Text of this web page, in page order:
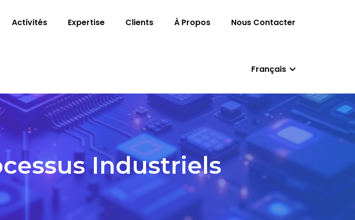
Activités Expertise Clients À Propos Nous Contacter
Français
Industriels